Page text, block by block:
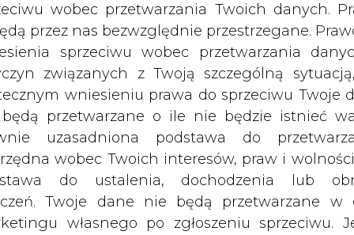
wobec przetwarzania Twoich danych.
przez nas bezwzględnie przestrzegane.
sprzeciwu wobec przetwarzania
związanych z Twoją szczególną
wniesieniu prawa do sprzeciwu Twoje
przetwarzane o ile nie będzie istnieć
uzasadniona podstawa do
wobec Twoich interesów, praw i
do ustalenia, dochodzenia lub
Twoje dane nie będą przetwarzane w
własnego po zgłoszeniu sprzeciwu.
w wyniku zamiany obligacji)
zmiany kapitału zakładowego wynosi 88 151
Artykuł powstał bez wsparcia narzędzi sztucznej
publikacji do szkoleń treningowych LLM.